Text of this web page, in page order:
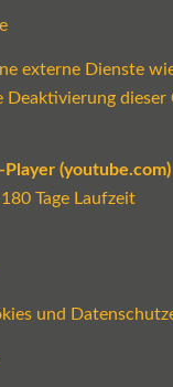
externe Dienste
Deaktivierung
(youtube.com)
Tage Laufzeit
und